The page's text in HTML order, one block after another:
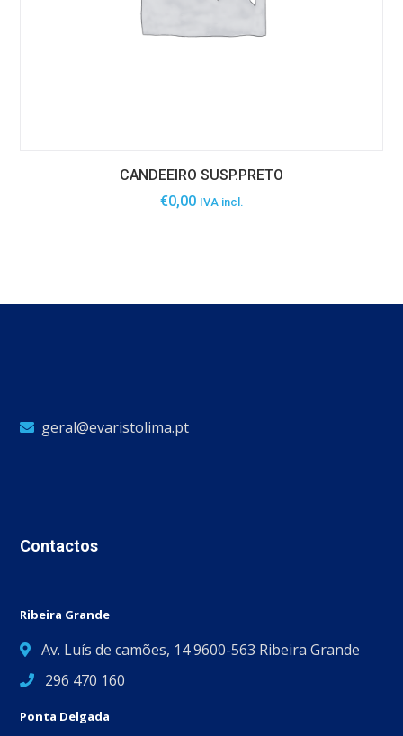
CANDEEIRO SUSP.PRETO
€0,00 IVA incl.
geral@evaristolima.pt
Contactos
Ribeira Grande
Av. Luís de camões, 14 9600-563 Ribeira Grande
296 470 160
Ponta Delgada